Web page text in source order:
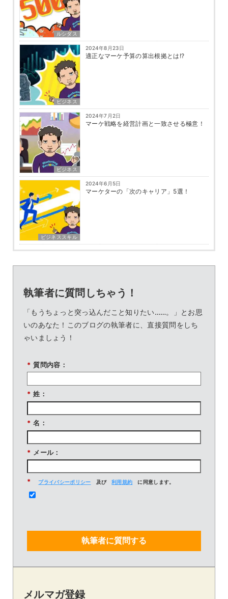
ルシダス
ビジネス
2024年8月23日
適正なマーケ予算の算出根拠とは!?
ビジネス
2024年7月2日
マーケ戦略を経営計画と一致させる極意！
ビジネススキル
2024年6月5日
マーケターの「次のキャリア」5選！
執筆者に質問しちゃう！
「もうちょっと突っ込んだこと知りたい……。」とお思
いのあなた！このブログの執筆者に、直接質問をしち
ゃいましょう！
* 質問内容：
* 姓：
* 名：
* メール：
* プライバシーポリシー 及び 利用規約 に同意します。
執筆者に質問する
メルマガ登録